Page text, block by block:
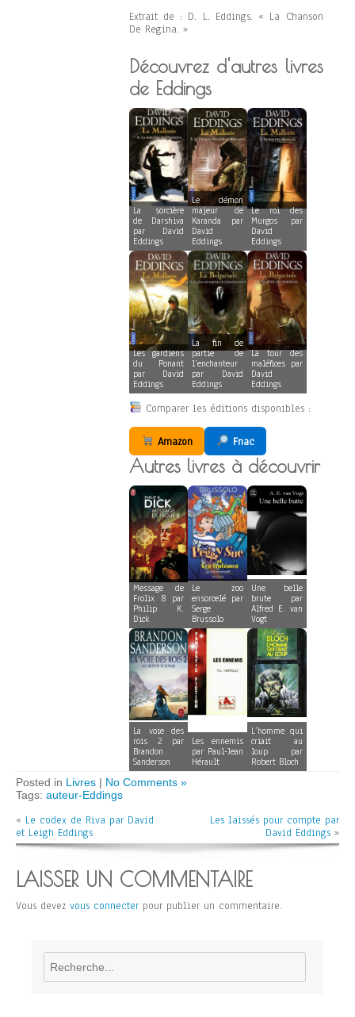
Extrait de : D. L. Eddings. « La Chanson
De Regina. »
Découvrez d'autres livres
de Eddings
La sorcière
de Darshiva
par David
Eddings
Le démon
majeur de
Karanda par
David
Eddings
Le roi des
Murgos par
David
Eddings
Les gardiens
du Ponant
par David
Eddings
La fin de
partie de
l’enchanteur
par David
Eddings
La tour des
maléfices par
David
Eddings
Comparer les éditions disponibles :
Amazon Fnac
Autres livres à découvrir
Message de
Frolix 8 par
Philip K.
Dick
Le zoo
ensorcelé par
Serge
Brussolo
Une belle
brute par
Alfred E. van
Vogt
La voie des
rois 2 par
Brandon
Sanderson
Les ennemis
par Paul-Jean
Hérault
L’homme qui
criait au
loup par
Robert Bloch
Posted in Livres | No Comments »
Tags: auteur-Eddings
« Le codex de Riva par David
et Leigh Eddings
Les laissés pour compte par
David Eddings »
LAISSER UN COMMENTAIRE
Vous devez vous connecter pour publier un commentaire.
Rechercher